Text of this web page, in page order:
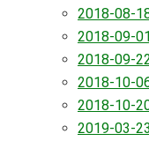
2018-08-
2018-09-01
2018-09-
2018-10-
2018-10-
2019-03-23